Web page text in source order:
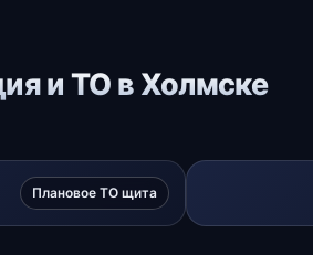
и ТО в Холмске
Плановое ТО щита